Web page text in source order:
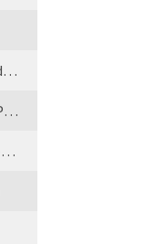
Google släpper ny Home-högtalare laddad med Gemini
Test: Soundcore Liberty 5 Pro och Liberty Pro Max
Alienware släpper 39-tums skärm med 5K-upplösning